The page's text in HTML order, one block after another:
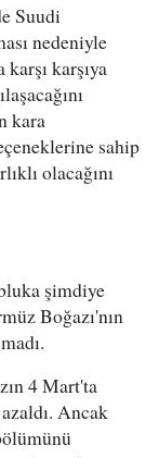
Suudi
nedeniyle
karşıya
kara
sahip
olacağını
şimdiye
Boğazı'nın
4 Mart'ta
Ancak